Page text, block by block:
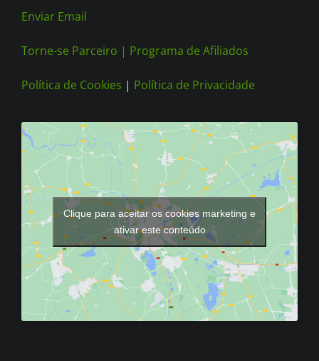
Enviar Email
Torne-se Parceiro | Programa de Afiliados
Política de Cookies | Política de Privacidade
Clique para aceitar os cookies marketing e
ativar este conteúdo